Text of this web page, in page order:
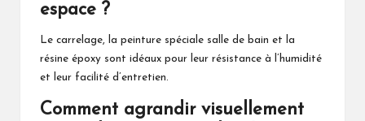
espace ?
Le carrelage, la peinture spéciale salle de bain et la
résine époxy sont idéaux pour leur résistance à l’humidité
et leur facilité d’entretien.
Comment agrandir visuellement